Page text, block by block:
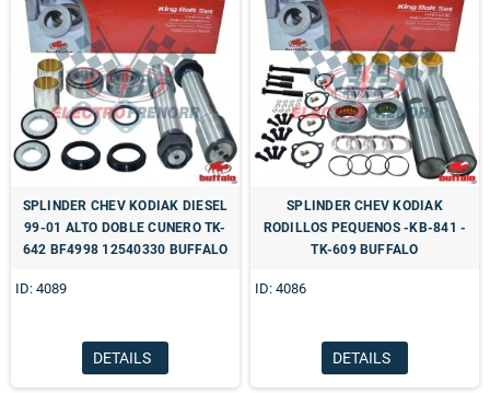
SPLINDER CHEV KODIAK DIESEL
99-01 ALTO DOBLE CUNERO TK-
642 BF4998 12540330 BUFFALO
ID: 4089
DETAILS
SPLINDER CHEV KODIAK
RODILLOS PEQUENOS -KB-841 -
TK-609 BUFFALO
ID: 4086
DETAILS